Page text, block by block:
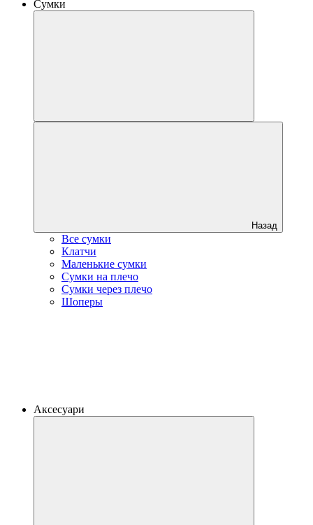
Сумки
Назад
Все сумки
Клатчи
Маленькие сумки
Сумки на плечо
Сумки через плечо
Шоперы
Аксесуари